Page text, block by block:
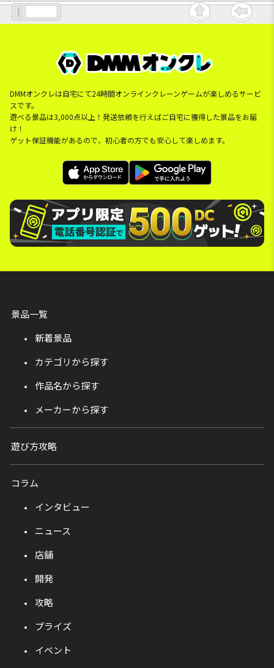
DMMオンクレは自宅にて24時間オンラインクレーンゲームが楽しめるサービ
スです。
遊べる景品は3,000点以上！発送依頼を行えばご自宅に獲得した景品をお届
け！
ゲット保証機能があるので、初心者の方でも安心して楽しめます。
景品一覧
新着景品
カテゴリから探す
作品名から探す
メーカーから探す
遊び方攻略
コラム
インタビュー
ニュース
店舗
開発
攻略
プライズ
イベント